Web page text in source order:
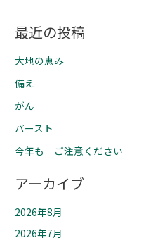
最近の投稿
大地の恵み
備え
がん
バースト
今年も ご注意ください
アーカイブ
2026年8月
2026年7月